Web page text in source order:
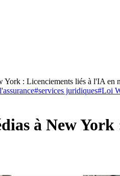
York : Licenciements liés à l'IA en
#services juridiques#Loi
à New